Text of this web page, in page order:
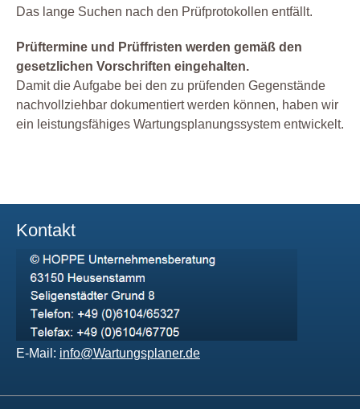
Das lange Suchen nach den Prüfprotokollen entfällt.
Prüftermine und Prüffristen werden gemäß den
gesetzlichen Vorschriften eingehalten.
Damit die Aufgabe bei den zu prüfenden Gegenstände
nachvollziehbar dokumentiert werden können, haben wir
ein leistungsfähiges Wartungsplanungssystem entwickelt.
Kontakt
E-Mail: info@Wartungsplaner.de